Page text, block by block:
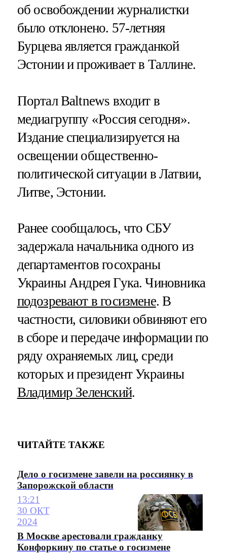
об освобождении журналистки
было отклонено. 57-летняя
Бурцева является гражданкой
Эстонии и проживает в Таллине.
Портал Baltnews входит в
медиагруппу «Россия сегодня».
Издание специализируется на
освещении общественно-
политической ситуации в Латвии,
Литве, Эстонии.
Ранее сообщалось, что СБУ
задержала начальника одного из
департаментов госохраны
Украины Андрея Гука. Чиновника
подозревают в госизмене. В
частности, силовики обвиняют его
в сборе и передаче информации по
ряду охраняемых лиц, среди
которых и президент Украины
Владимир Зеленский.
ЧИТАЙТЕ ТАКЖЕ
Дело о госизмене завели на россиянку в
Запорожской области
13:21
30 ОКТ
2024
В Москве арестовали гражданку
Конфоркину по статье о госизмене